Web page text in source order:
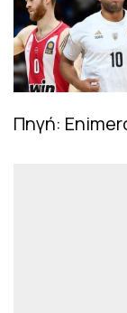
Πηγή: